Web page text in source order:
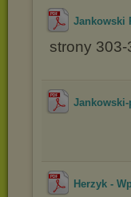
Jankowski
strony 303-
Herzyk -